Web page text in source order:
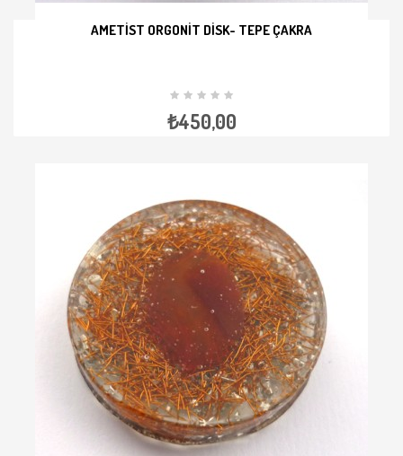
AMETIST ORGONIT DISK- TEPE ÇAKRA
₺450,00